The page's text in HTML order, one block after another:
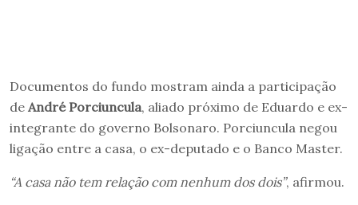
Documentos do fundo mostram ainda a participação
de André Porciuncula, aliado próximo de Eduardo e ex-
integrante do governo Bolsonaro. Porciuncula negou
ligação entre a casa, o ex-deputado e o Banco Master.
“A casa não tem relação com nenhum dos dois”, afirmou.